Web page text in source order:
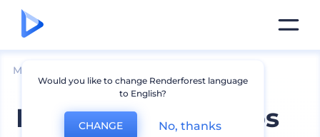
Mockups
Pacote de Mockups
Would you like to change Renderforest language
to English?
CHANGE No, thanks